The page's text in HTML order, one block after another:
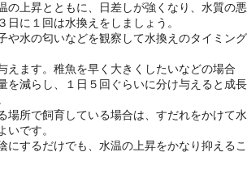
の上昇とともに、日差しが強くなり、水質の悪
日に１回は水換えをしましょう。
や水の匂いなどを観察して水換えのタイミング
えます。稚魚を早く大きくしたいなどの場合
を減らし、１日５回ぐらいに分け与えると成長
場所で飼育している場合は、すだれをかけて水
いです。
にするだけでも、水温の上昇をかなり抑えるこ